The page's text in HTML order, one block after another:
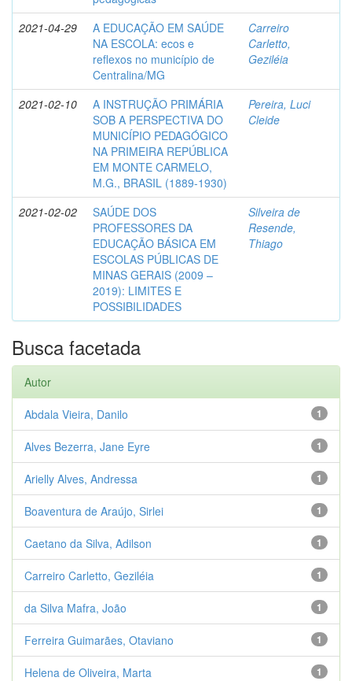
2021-04-29
A EDUCAÇÃO EM SAÚDE
NA ESCOLA: ecos e
reflexos no município de
Centralina/MG
Carreiro
Carletto,
Geziléia
2021-02-10
A INSTRUÇÃO PRIMÁRIA
SOB A PERSPECTIVA DO
MUNICÍPIO PEDAGÓGICO
NA PRIMEIRA REPÚBLICA
EM MONTE CARMELO,
M.G., BRASIL (1889-1930)
Pereira, Luci
Cleide
2021-02-02
SAÚDE DOS
PROFESSORES DA
EDUCAÇÃO BÁSICA EM
ESCOLAS PÚBLICAS DE
MINAS GERAIS (2009 –
2019): LIMITES E
POSSIBILIDADES
Silveira de
Resende,
Thiago
Busca facetada
Autor
1
Abdala Vieira, Danilo
1
Alves Bezerra, Jane Eyre
1
Arielly Alves, Andressa
1
Boaventura de Araújo, Sirlei
1
Caetano da Silva, Adilson
1
Carreiro Carletto, Geziléia
1
da Silva Mafra, João
1
Ferreira Guimarães, Otaviano
1
Helena de Oliveira, Marta